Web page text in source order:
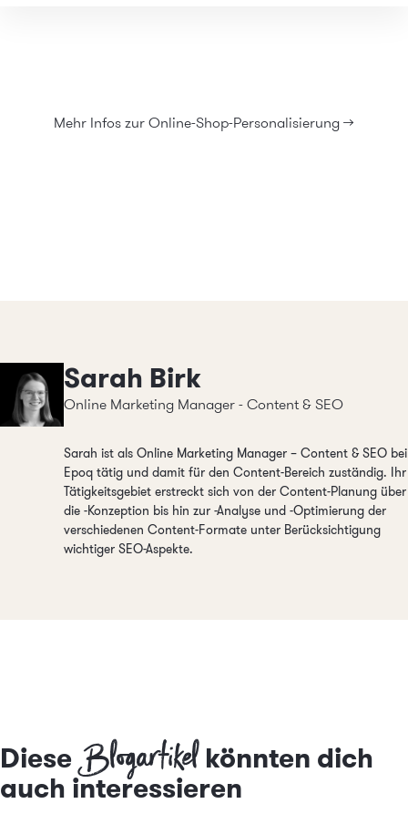
Mehr Infos zur Online-Shop-Personalisierung →
Sarah Birk
Online Marketing Manager - Content & SEO
Sarah ist als Online Marketing Manager – Content & SEO bei
Epoq tätig und damit für den Content-Bereich zuständig. Ihr
Tätigkeitsgebiet erstreckt sich von der Content-Planung über
die -Konzeption bis hin zur -Analyse und -Optimierung der
verschiedenen Content-Formate unter Berücksichtigung
wichtiger SEO-Aspekte.
Diese Blogartikelkönnten dich
auch interessieren